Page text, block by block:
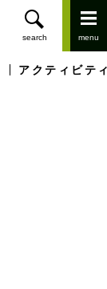
アクティビテ